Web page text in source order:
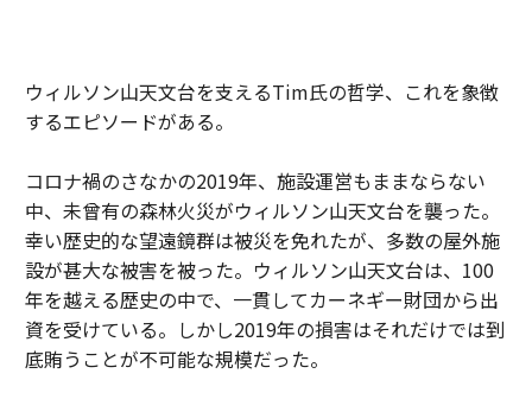
ウィルソン山天文台を支えるTim氏の哲学、これを象徴
するエピソードがある。
コロナ禍のさなかの2019年、施設運営もままならない
中、未曾有の森林火災がウィルソン山天文台を襲った。
幸い歴史的な望遠鏡群は被災を免れたが、多数の屋外施
設が甚大な被害を被った。ウィルソン山天文台は、100
年を越える歴史の中で、一貫してカーネギー財団から出
資を受けている。しかし2019年の損害はそれだけでは到
底賄うことが不可能な規模だった。